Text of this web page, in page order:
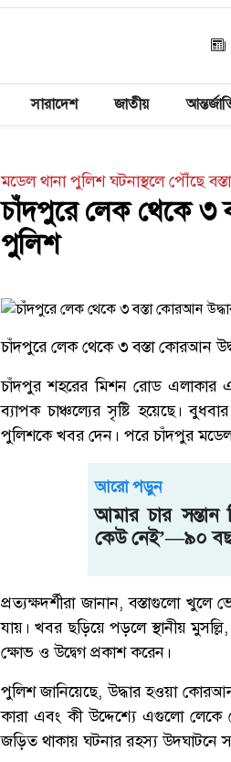
সারাদেশ জাতীয়
মডেল থানা পুলিশ ঘটনাস্থলে পৌঁছে
চাঁদপুরে লেক থেকে ৩
পুলিশ
চাঁদপুরে লেক থেকে ৩ বস্তা কোরআন
চাঁদপুর শহরের মিশন রোড এলাকার
ব্যাপক চাঞ্চল্যের সৃষ্টি হয়েছে।
পুলিশকে খবর দেন। পরে চাঁদপুর মডেল
আরো পড়ুন
আমার চার সন্তান
কেউ নেই’—৯০
প্রত্যক্ষদর্শীরা জানান, বস্তাগুলো
যায়। খবর ছড়িয়ে পড়লে স্থানীয়
ক্ষোভ ও উদ্বেগ প্রকাশ করেন।
পুলিশ জানিয়েছে, উদ্ধার হওয়া
কারা এবং কী উদ্দেশ্যে এগুলো লেকে
জড়িত থাকায় ঘটনার রহস্য উদঘাটনে